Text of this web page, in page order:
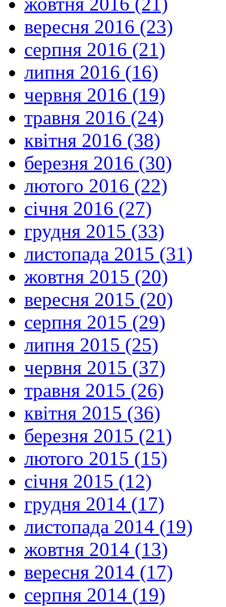
вересня 2016 (23)
серпня 2016 (21)
липня 2016 (16)
червня 2016 (19)
травня 2016 (24)
квітня 2016 (38)
березня 2016 (30)
лютого 2016 (22)
січня 2016 (27)
грудня 2015 (33)
листопада 2015 (31)
жовтня 2015 (20)
вересня 2015 (20)
серпня 2015 (29)
липня 2015 (25)
червня 2015 (37)
травня 2015 (26)
квітня 2015 (36)
березня 2015 (21)
лютого 2015 (15)
січня 2015 (12)
грудня 2014 (17)
листопада 2014 (19)
жовтня 2014 (13)
вересня 2014 (17)
серпня 2014 (19)